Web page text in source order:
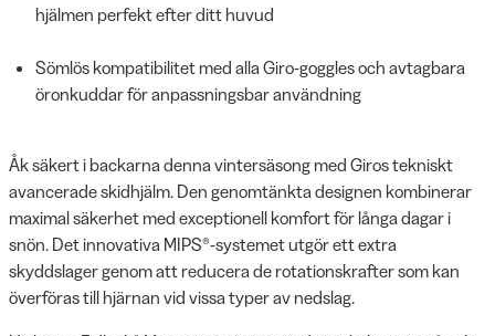
hjälmen perfekt efter ditt huvud
Sömlös kompatibilitet med alla Giro-goggles och avtagbara
öronkuddar för anpassningsbar användning
Åk säkert i backarna denna vintersäsong med Giros tekniskt
avancerade skidhjälm. Den genomtänkta designen kombinerar
maximal säkerhet med exceptionell komfort för långa dagar i
snön. Det innovativa MIPS®-systemet utgör ett extra
skyddslager genom att reducera de rotationskrafter som kan
överföras till hjärnan vid vissa typer av nedslag.